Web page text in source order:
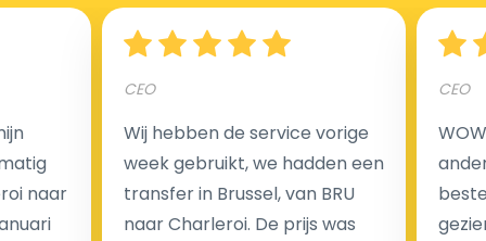
naar
CEO
Wij hebben de service vorige
week gebruikt, we hadden een
transfer in Brussel, van BRU
naar Charleroi. De prijs was
CEO